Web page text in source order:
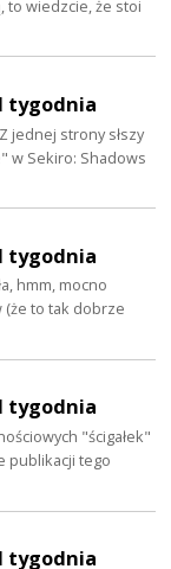
to wiedzcie, że stoi
tygodnia
jednej strony słszy
w Sekiro: Shadows
tygodnia
hmm, mocno
(że to tak dobrze
tygodnia
"ścigałek"
publikacji tego
tygodnia